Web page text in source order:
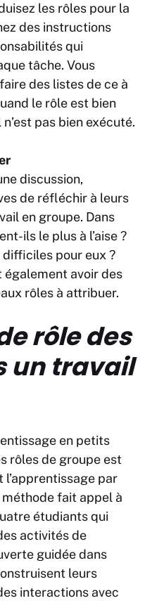
les rôles pour la
des instructions
qui
tâche. Vous
des listes de ce à
le rôle est bien
pas bien exécuté.
discussion,
de réfléchir à leurs
en groupe. Dans
ils le plus à l’aise ?
pour eux ?
également avoir des
rôles à attribuer.
rôle des
un travail
en petits
rôles de groupe est
par
fait appel à
étudiants qui
activités de
guidée dans
leurs
interactions avec